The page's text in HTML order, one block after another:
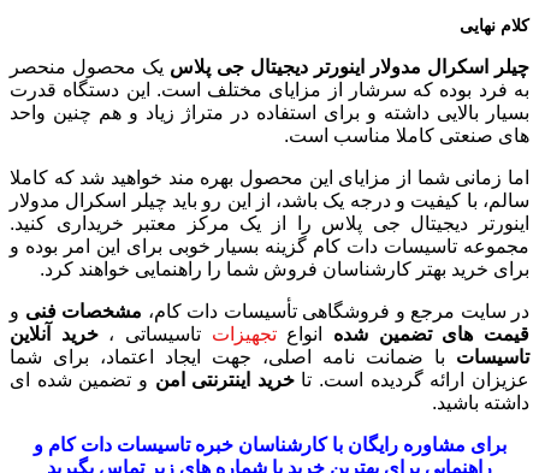
کلام نهایی
چیلر اسکرال مدولار اینورتر دیجیتال جی پلاس یک محصول منحصر
به فرد بوده که سرشار از مزایای مختلف است. این دستگاه قدرت
بسیار بالایی داشته و برای استفاده در متراژ زیاد و هم چنین واحد
های صنعتی کاملا مناسب است.
اما زمانی شما از مزایای این محصول بهره مند خواهید شد که کاملا
سالم، با کیفیت و درجه یک باشد، از این رو باید چیلر اسکرال مدولار
اینورتر دیجیتال جی پلاس را از یک مرکز معتبر خریداری کنید.
مجموعه تاسیسات دات کام گزینه بسیار خوبی برای این امر بوده و
برای خرید بهتر کارشناسان فروش شما را راهنمایی خواهند کرد.
در سایت مرجع و فروشگاهی تأسیسات دات کام، مشخصات فنی و
قیمت های تضمین شده انواعتجهیزات تاسیساتی ،خرید آنلاین
تاسیسات با ضمانت نامه اصلی، جهت ایجاد اعتماد، برای شما
عزیزان ارائه گردیده است. تاخرید اینترنتی امن و تضمین شده ای
داشته باشید.
برای مشاوره رایگان با کارشناسان خبرهتاسیسات دات کام و
راهنمایی برای بهترین خرید با شماره های زیر تماس بگیرید